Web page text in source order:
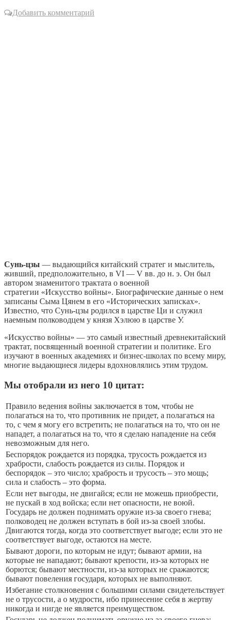
Добавить комментарий
Сунь-цзы — выдающийся китайский стратег и мыслитель,
живший, предположительно, в VI — V вв. до н. э. Он был
автором знаменитого трактата о военной
стратегии «Искусство войны». Биографические данные о нем
записаны Сыма Цянем в его «Исторических записках».
Известно, что Сунь-цзы родился в царстве Ци и служил
наемным полководцем у князя Хэлюю в царстве У.
«Искусство войны» — это самый известный древнекитайский
трактат, посвященный военной стратегии и политике. Его
изучают в военных академиях и бизнес-школах по всему миру,
многие выдающиеся лидеры вдохновлялись этим трудом.
Мы отобрали из него 10 цитат:
Правило ведения войны заключается в том, чтобы не
полагаться на то, что противник не придет, а полагаться на
то, с чем я могу его встретить; не полагаться на то, что он не
нападет, а полагаться на то, что я сделаю нападение на себя
невозможным для него.
Беспорядок рождается из порядка, трусость рождается из
храбрости, слабость рождается из силы. Порядок и
беспорядок – это число; храбрость и трусость – это мощь;
сила и слабость – это форма.
Если нет выгоды, не двигайся; если не можешь приобрести,
не пускай в ход войска; если нет опасности, не воюй.
Государь не должен поднимать оружие из-за своего гнева;
полководец не должен вступать в бой из-за своей злобы.
Двигаются тогда, когда это соответствует выгоде; если это не
соответствует выгоде, остаются на месте.
Бывают дороги, по которым не идут; бывают армии, на
которые не нападают; бывают крепости, из-за которых не
борются; бывают местности, из-за которых не сражаются;
бывают повеления государя, которых не выполняют.
Избегание столкновения с большими силами свидетельствует
не о трусости, а о мудрости, ибо принесение себя в жертву
никогда и нигде не является преимуществом.